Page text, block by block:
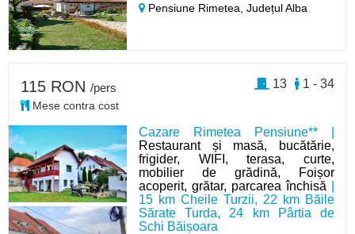
Pensiune Rimetea,Județul Alba
Cazare Rimetea Pensiune** |
Restaurant și masă, bucătărie,
frigider, WIFI, terasa, curte,
mobilier de grădină, Foișor
acoperit, grătar, parcarea închisă
15 km Cheile Turzii, 22 km Băile
Sărate Turda, 24 km Pârtia de
Schi Băișoara
115 RON /pers
Mese contra cost
1 - 34
13